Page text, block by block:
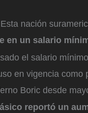
nación
en un salario
el salario
en vigencia como
Boric desde
reportó un